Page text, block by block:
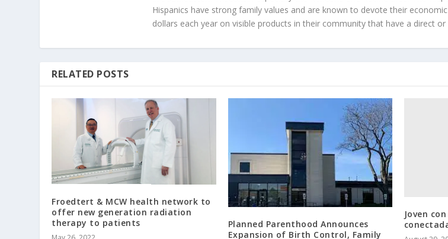
Hispanics have strong family values and are known to devote their
dollars each year on visible products in their community that have a direct
RELATED POSTS
Froedtert & MCW health network to
offer new generation radiation
therapy to patients
Planned Parenthood Announces
Expansion of Birth Control, Family
Joven